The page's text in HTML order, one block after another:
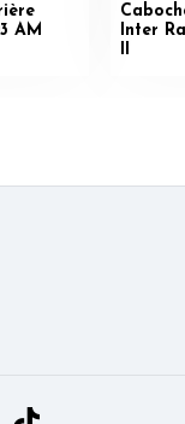
AM
Inter